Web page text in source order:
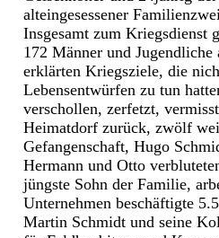
alteingesessener
Insgesamt zum Kriegsdienst
172 Männer und
erklärten Kriegsziele, die
Lebensentwürfen zu tun
verschollen, zerfetzt,
Heimatdorf zurück, zwölf
Gefangenschaft, Hugo
Hermann und Otto
jüngste Sohn der Familie,
Unternehmen beschäftigte
Martin Schmidt und seine